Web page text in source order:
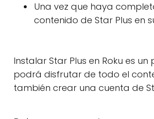
Una vez que haya
contenido de Star Plus en
Instalar Star Plus en Roku es
podrá disfrutar de todo el
también crear una cuenta de